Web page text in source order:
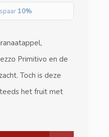
10%
Primitivo en de
Toch is deze
het fruit met